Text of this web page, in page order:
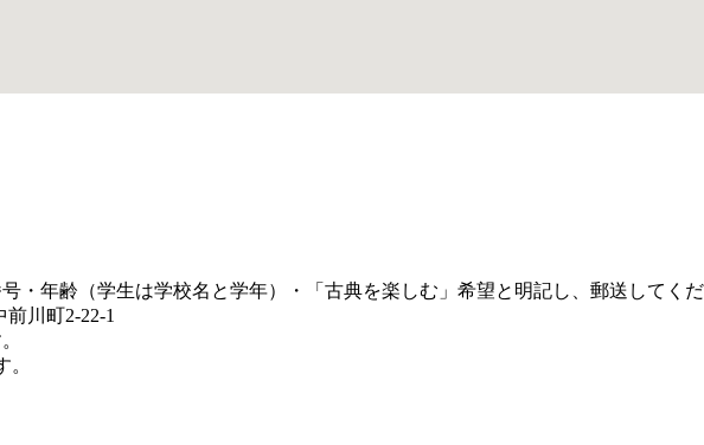
・年齢（学生は学校名と学年）・「古典を楽しむ」希望と明記し、郵送してく
川町2-22-1